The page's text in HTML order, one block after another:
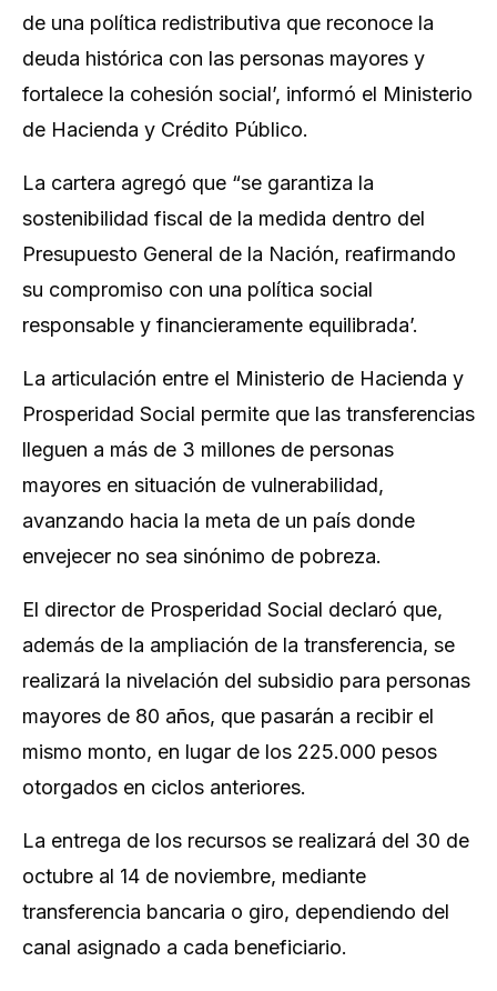
de una política redistributiva que reconoce la
deuda histórica con las personas mayores y
fortalece la cohesión social’, informó el Ministerio
de Hacienda y Crédito Público.
La cartera agregó que “se garantiza la
sostenibilidad fiscal de la medida dentro del
Presupuesto General de la Nación, reafirmando
su compromiso con una política social
responsable y financieramente equilibrada’.
La articulación entre el Ministerio de Hacienda y
Prosperidad Social permite que las transferencias
lleguen a más de 3 millones de personas
mayores en situación de vulnerabilidad,
avanzando hacia la meta de un país donde
envejecer no sea sinónimo de pobreza.
El director de Prosperidad Social declaró que,
además de la ampliación de la transferencia, se
realizará la nivelación del subsidio para personas
mayores de 80 años, que pasarán a recibir el
mismo monto, en lugar de los 225.000 pesos
otorgados en ciclos anteriores.
La entrega de los recursos se realizará del 30 de
octubre al 14 de noviembre, mediante
transferencia bancaria o giro, dependiendo del
canal asignado a cada beneficiario.